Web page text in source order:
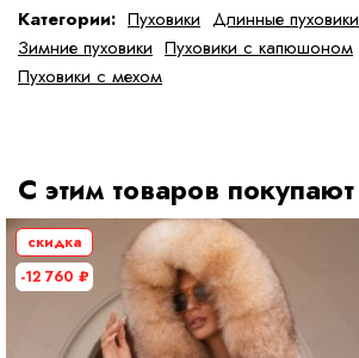
Категории: Пуховики Длинные пуховики
Зимние пуховики Пуховики с капюшоном
Пуховики с мехом
С этим товаров покупают
скидка
-12 760 ₽